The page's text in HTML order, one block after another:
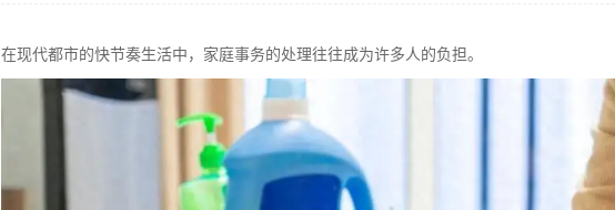
在现代都市的快节奏生活中，家庭事务的处理往往成为许多人的负担。